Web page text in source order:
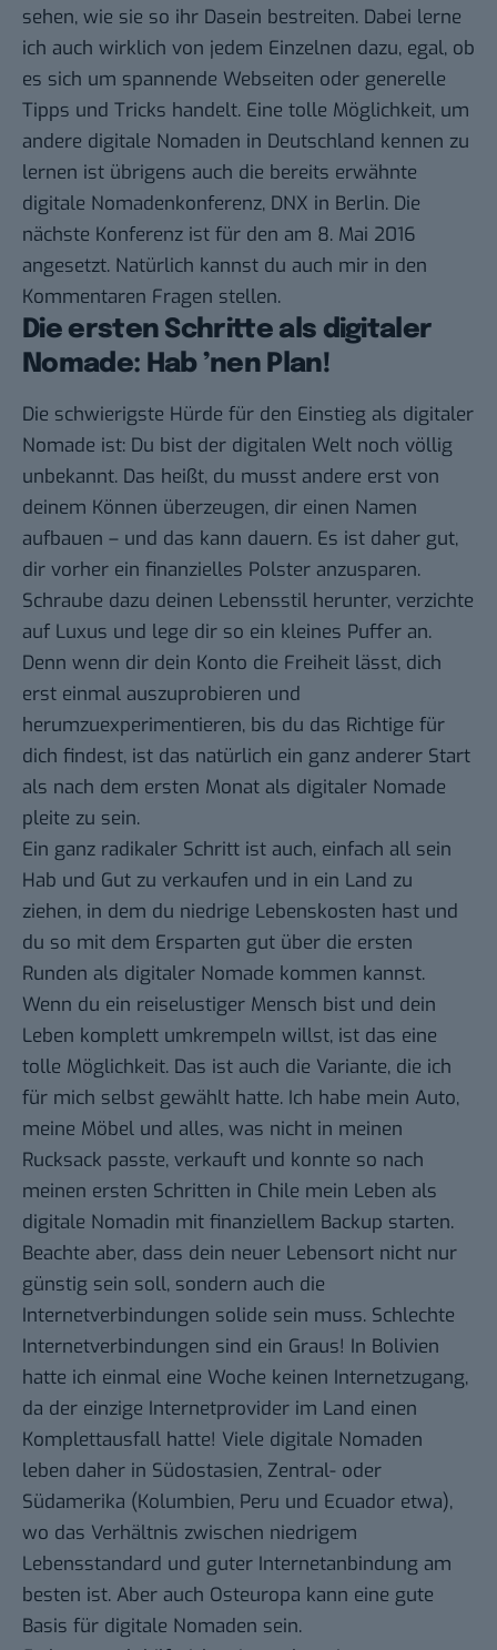
sehen, wie sie so ihr Dasein bestreiten. Dabei lerne
ich auch wirklich von jedem Einzelnen dazu, egal, ob
es sich um spannende Webseiten oder generelle
Tipps und Tricks handelt. Eine tolle Möglichkeit, um
andere digitale Nomaden in Deutschland kennen zu
lernen ist übrigens auch die bereits erwähnte
digitale Nomadenkonferenz, DNX in Berlin. Die
nächste Konferenz ist für den am 8. Mai 2016
angesetzt. Natürlich kannst du auch mir in den
Kommentaren Fragen stellen.
Die ersten Schritte als digitaler
Nomade: Hab ’nen Plan!
Die schwierigste Hürde für den Einstieg als digitaler
Nomade ist: Du bist der digitalen Welt noch völlig
unbekannt. Das heißt, du musst andere erst von
deinem Können überzeugen, dir einen Namen
aufbauen – und das kann dauern. Es ist daher gut,
dir vorher ein finanzielles Polster anzusparen.
Schraube dazu deinen Lebensstil herunter, verzichte
auf Luxus und lege dir so ein kleines Puffer an.
Denn wenn dir dein Konto die Freiheit lässt, dich
erst einmal auszuprobieren und
herumzuexperimentieren, bis du das Richtige für
dich findest, ist das natürlich ein ganz anderer Start
als nach dem ersten Monat als digitaler Nomade
pleite zu sein.
Ein ganz radikaler Schritt ist auch, einfach all sein
Hab und Gut zu verkaufen und in ein Land zu
ziehen, in dem du niedrige Lebenskosten hast und
du so mit dem Ersparten gut über die ersten
Runden als digitaler Nomade kommen kannst.
Wenn du ein reiselustiger Mensch bist und dein
Leben komplett umkrempeln willst, ist das eine
tolle Möglichkeit. Das ist auch die Variante, die ich
für mich selbst gewählt hatte. Ich habe mein Auto,
meine Möbel und alles, was nicht in meinen
Rucksack passte, verkauft und konnte so nach
meinen ersten Schritten in Chile mein Leben als
digitale Nomadin mit finanziellem Backup starten.
Beachte aber, dass dein neuer Lebensort nicht nur
günstig sein soll, sondern auch die
Internetverbindungen solide sein muss. Schlechte
Internetverbindungen sind ein Graus! In Bolivien
hatte ich einmal eine Woche keinen Internetzugang,
da der einzige Internetprovider im Land einen
Komplettausfall hatte! Viele digitale Nomaden
leben daher in Südostasien, Zentral- oder
Südamerika (Kolumbien, Peru und Ecuador etwa),
wo das Verhältnis zwischen niedrigem
Lebensstandard und guter Internetanbindung am
besten ist. Aber auch Osteuropa kann eine gute
Basis für digitale Nomaden sein.